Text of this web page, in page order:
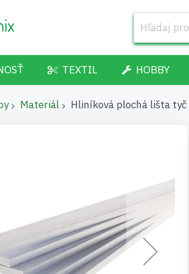
TEXTIL HOBBY
Materiál Hliníková plochá lišta